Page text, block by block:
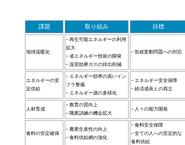
課題 取り組み 目標
地球温暖化
– 再生可能エネルギーの利用
拡大
– 省エネルギー技術の開発
– 温室効果ガスの排出削減
– 気候変動問題への対応
エネルギーの安
定供給
– エネルギー効率の高いイン
フラ整備
– エネルギー源の多様化
– エネルギー安全保障
– 経済成長との両立
人材育成
– 教育の質向上
– 職業訓練の機会拡大
– 人々の能力開発
食料の安定確保
– 農業生産性の向上
– 食料供給網の強化
– 食料安全保障
– 全ての人への安定的な
食料供給